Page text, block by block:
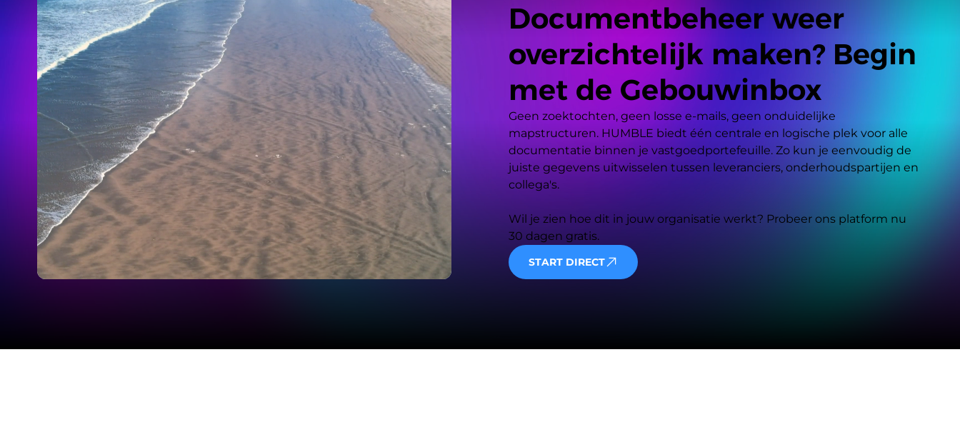
Documentbeheer weer
overzichtelijk maken? Begin
met de Gebouwinbox
Geen zoektochten, geen losse e-mails, geen onduidelijke
mapstructuren. HUMBLE biedt één centrale en logische plek voor alle
documentatie binnen je vastgoedportefeuille. Zo kun je eenvoudig de
juiste gegevens uitwisselen tussen leveranciers, onderhoudspartijen en
collega's.
Wil je zien hoe dit in jouw organisatie werkt? Probeer ons platform nu
30 dagen gratis.
START DIRECT